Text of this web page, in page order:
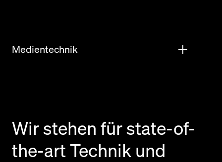
Medientechnik
Wir stehen für state-of-
the-art Technik und